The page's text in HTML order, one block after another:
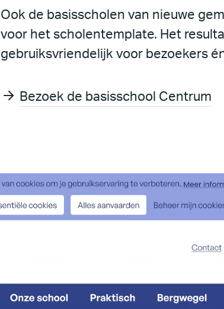
Ook de basisscholen van nieuwe
voor het scholentemplate. Het
gebruiksvriendelijk voor bezoekers
Bezoek de basisschool Centrum